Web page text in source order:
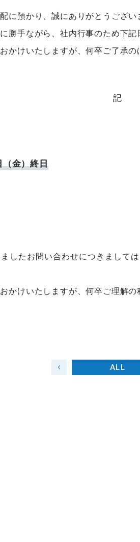
に預かり、誠にありがとうござい
勝手ながら、社内行事のため下
かけいたしますが、何卒ご了承の
記
（金）終日
したお問い合わせにつきまして
かけいたしますが、何卒ご理解の
ALL